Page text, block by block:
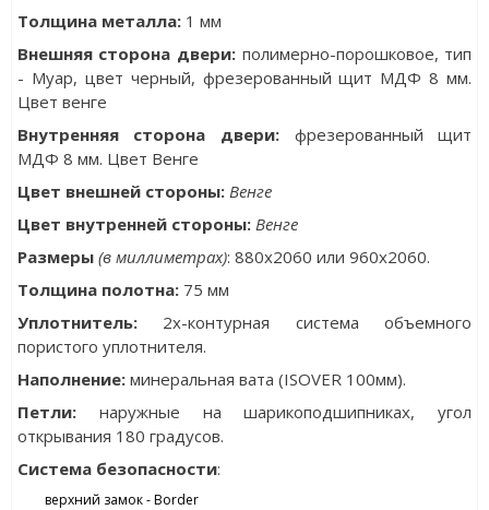
Толщина металла:1 мм
Внешняя сторона двери: полимерно-порошковое, тип
- Муар, цвет черный, фрезерованный щит МДФ 8 мм.
Цвет венге
Внутренняя сторона двери: фрезерованный щит
МДФ 8 мм. Цвет Венге
Цвет внешней стороны: Венге
Цвет внутренней стороны: Венге
Размеры (в миллиметрах): 880x2060 или 960x2060.
Толщина полотна:75 мм
Уплотнитель:2х-контурная система объемного
пористого уплотнителя.
Наполнение:минеральная вата (ISOVER 100мм).
Петли:наружные на шарикоподшипниках, угол
открывания 180 градусов.
Система безопасности:
верхний замок - Border